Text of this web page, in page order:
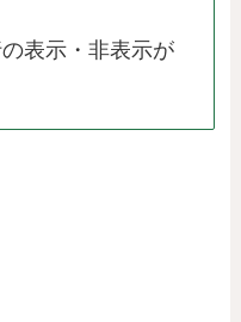
表示・非表示が